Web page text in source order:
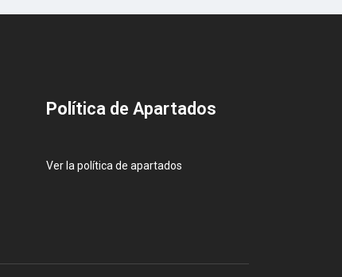
Pol ítica de Apartados
Ver la política de apartados